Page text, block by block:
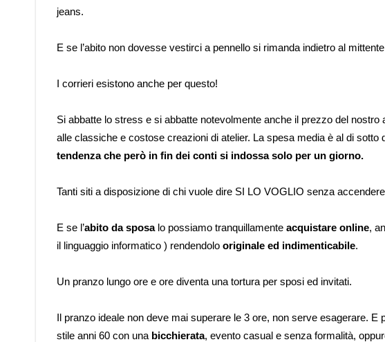
jeans.
E se l’abito non dovesse vestirci a pennello si rimanda indietro al
I corrieri esistono anche per questo!
Si abbatte lo stress e si abbatte notevolmente anche il prezzo del nostro
alle classiche e costose creazioni di atelier. La spesa media è al di sotto
tendenza che però in fin dei conti si indossa solo per un giorno.
Tanti siti a disposizione di chi vuole dire SI LO VOGLIO senza
E se l’abito da sposalo possiamo tranquillamente acquistare online,
il linguaggio informatico ) rendendolo originale ed indimenticabile.
Un pranzo lungo ore e ore diventa una tortura per sposi ed invitati.
Il pranzo ideale non deve mai superare le 3 ore, non serve esagerare. E
stile anni 60 con una bicchierata, evento casual e senza formalità,